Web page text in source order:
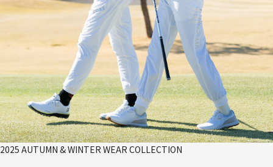
2025 AUTUMN & WINTER WEAR COLLECTION